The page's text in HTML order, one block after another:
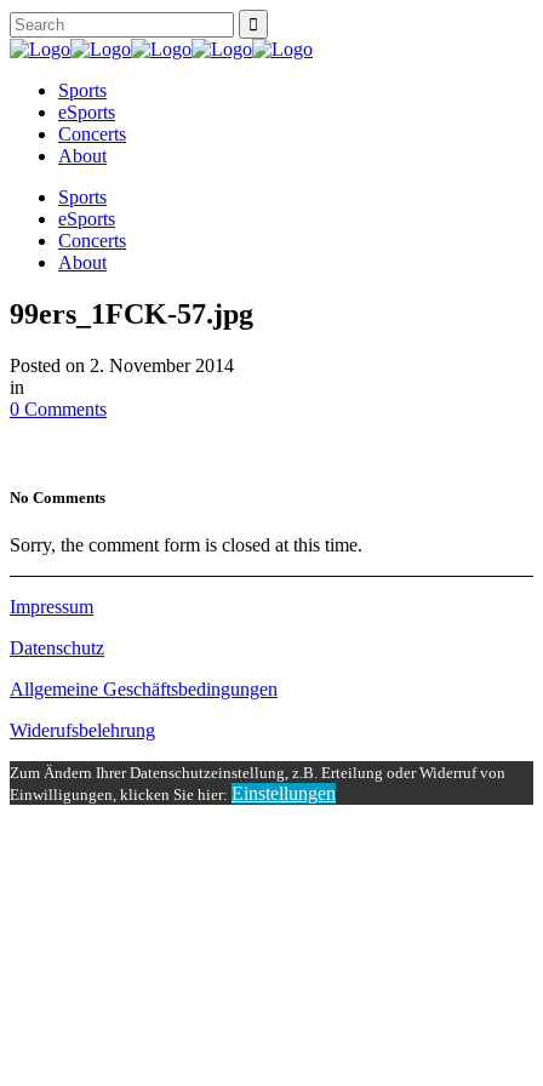
Sports
eSports
Concerts
About
Sports
eSports
Concerts
About
99ers_1FCK-57.jpg
Posted on 2. November 2014
in
0 Comments
No Comments
Sorry, the comment form is closed at this time.
Impressum
Datenschutz
Allgemeine Geschäftsbedingungen
Widerufsbelehrung
Zum Ändern Ihrer Datenschutzeinstellung, z.B. Erteilung oder Widerruf von
Einwilligungen, klicken Sie hier: Einstellungen